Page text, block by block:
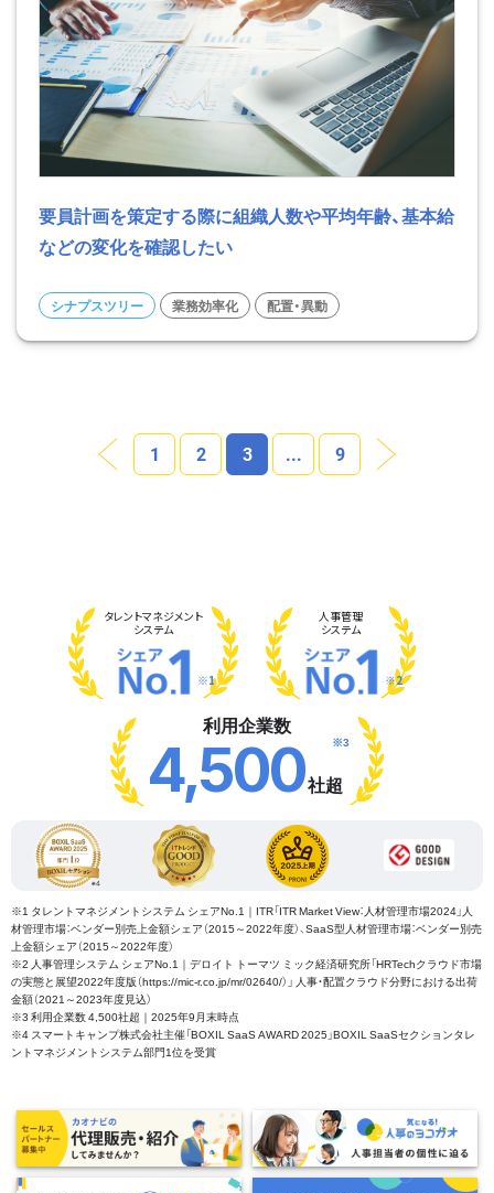
要員計画を策定する際に組織人数や平均年齢、基本給
などの変化を確認したい
シナプスツリー 業務効率化 配置・異動
1 2 3 ... 9
タレントマネジメント
システム
※1
人事管理
システム
※2
利用企業数
4,500社超
※3
※1 タレントマネジメントシステム シェアNo.1｜ITR「ITR Market View：人材管理市場2024」人
材管理市場：ベンダー別売上金額シェア（2015～2022年度）、SaaS型人材管理市場：ベンダー別売
上金額シェア（2015～2022年度）
※2 人事管理システム シェアNo.1｜デロイト トーマツ ミック経済研究所「HRTechクラウド市場
の実態と展望2022年度版（https://mic-r.co.jp/mr/02640/）」 人事・配置クラウド分野における出荷
金額（2021～2023年度見込）
※3 利用企業数 4,500社超｜2025年9月末時点
※4 スマートキャンプ株式会社主催「BOXIL SaaS AWARD 2025」BOXIL SaaSセクションタレ
ントマネジメントシステム部門1位を受賞